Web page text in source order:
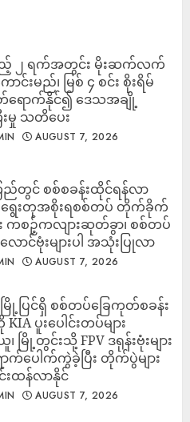
၂ ရက်အတွင်း မိုးဆက်လက်
ာင်းမည်၊ မြစ် ၄ စင်း စိုးရိမ်
ရောက်နိုင်၍ ဒေသအချို့
းမှု သတိပေး
AUGUST 7, 2026
ည်တွင် စစ်စခန်းထိုင်ရန်လာ
ေးတုအစိုးရစစ်တပ် တိုက်ခိုက်
း ကစဉ့်ကလျားဆုတ်ခွာ၊ စစ်တပ်
ောင်ဗုံးများပါ အသုံးပြုလာ
AUGUST 7, 2026
ြို့ပြင်ရှိ စစ်တပ်ခြေကုတ်စခန်း
KIA ပူးပေါင်းတပ်များ
မြို့တွင်းသို့ FPV ဒရုန်းဗုံးများ
ာက်ပေါက်ကွဲခဲ့ပြီး တိုက်ပွဲများ
းထန်လာနိုင်
AUGUST 7, 2026